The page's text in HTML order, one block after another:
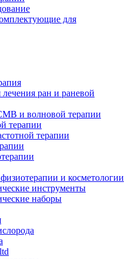
для
ран и раневой
и волновой терапии
терапии
терапии
и косметологии
инструменты
наборы